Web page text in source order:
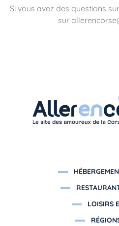
Si vous avez des questions
sur
LOISIRS